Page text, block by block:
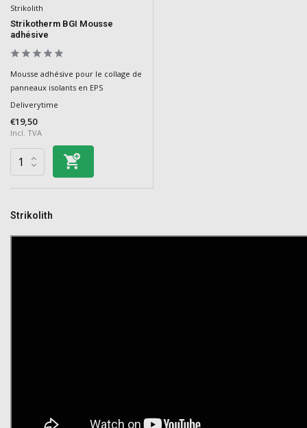
Strikolith
Strikotherm BGI Mousse
adhésive
Mousse adhésive pour le collage de
panneaux isolants en EPS
Deliverytime
€19,50
Incl. TVA
Strikolith